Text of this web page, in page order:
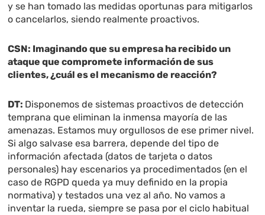
y se han tomado las medidas oportunas para mitigarlos
o cancelarlos, siendo realmente proactivos.
CSN: Imaginando que su empresa ha recibido un
ataque que compromete información de sus
clientes, ¿cuál es el mecanismo de reacción?
DT: Disponemos de sistemas proactivos de detección
temprana que eliminan la inmensa mayoría de las
amenazas. Estamos muy orgullosos de ese primer nivel.
Si algo salvase esa barrera, depende del tipo de
información afectada (datos de tarjeta o datos
personales) hay escenarios ya procedimentados (en el
caso de RGPD queda ya muy definido en la propia
normativa) y testados una vez al año. No vamos a
inventar la rueda, siempre se pasa por el ciclo habitual